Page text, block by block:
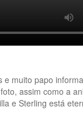
e muito papo
assim como a
e Sterling está